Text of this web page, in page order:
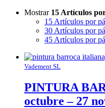
Mostrar 15 Artículos
15 Artículos por
30 Artículos por
45 Artículos por
Vadement SL
PINTURA
octubre – 27